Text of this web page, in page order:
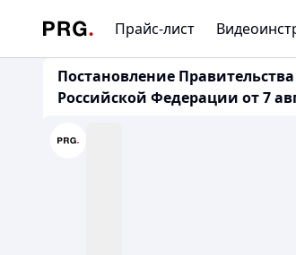
Прайс-лист
Постановление
Российской Федерации от 7